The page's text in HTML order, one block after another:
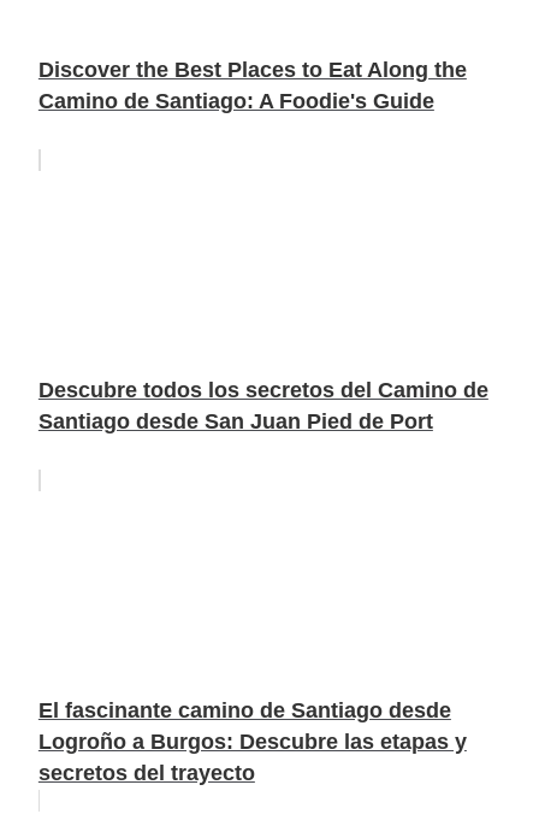
Discover the Best Places to Eat Along the
Camino de Santiago: A Foodie's Guide
Descubre todos los secretos del Camino de
Santiago desde San Juan Pied de Port
El fascinante camino de Santiago desde
Logroño a Burgos: Descubre las etapas y
secretos del trayecto